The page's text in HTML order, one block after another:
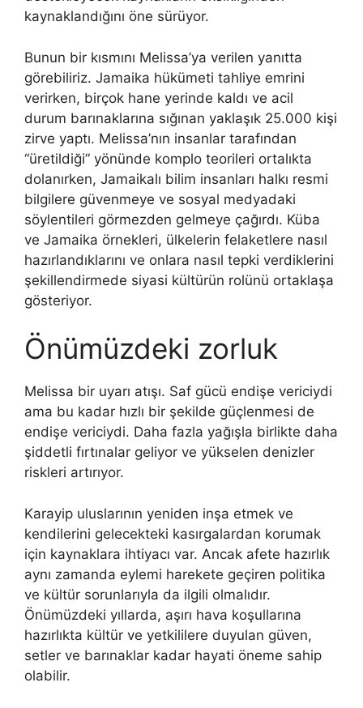
kaynaklandığını öne sürüyor.
Bunun bir kısmını Melissa’ya verilen yanıtta
görebiliriz. Jamaika hükümeti tahliye emrini
verirken, birçok hane yerinde kaldı ve acil
durum barınaklarına sığınan yaklaşık 25.000 kişi
zirve yaptı. Melissa’nın insanlar tarafından
“üretildiği” yönünde komplo teorileri ortalıkta
dolanırken, Jamaikalı bilim insanları halkı resmi
bilgilere güvenmeye ve sosyal medyadaki
söylentileri görmezden gelmeye çağırdı. Küba
ve Jamaika örnekleri, ülkelerin felaketlere nasıl
hazırlandıklarını ve onlara nasıl tepki verdiklerini
şekillendirmede siyasi kültürün rolünü ortaklaşa
gösteriyor.
Önümüzdeki zorluk
Melissa bir uyarı atışı. Saf gücü endişe vericiydi
ama bu kadar hızlı bir şekilde güçlenmesi de
endişe vericiydi. Daha fazla yağışla birlikte daha
şiddetli fırtınalar geliyor ve yükselen denizler
riskleri artırıyor.
Karayip uluslarının yeniden inşa etmek ve
kendilerini gelecekteki kasırgalardan korumak
için kaynaklara ihtiyacı var. Ancak afete hazırlık
aynı zamanda eylemi harekete geçiren politika
ve kültür sorunlarıyla da ilgili olmalıdır.
Önümüzdeki yıllarda, aşırı hava koşullarına
hazırlıkta kültür ve yetkililere duyulan güven,
setler ve barınaklar kadar hayati öneme sahip
olabilir.